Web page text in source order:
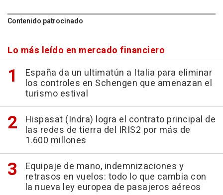
Contenido patrocinado
Lo más leído en mercado financiero
España da un ultimatún a Italia para eliminar
los controles en Schengen que amenazan el
turismo estival
Hispasat (Indra) logra el contrato principal de
las redes de tierra del IRIS2 por más de
1.600 millones
Equipaje de mano, indemnizaciones y
retrasos en vuelos: todo lo que cambia con
la nueva ley europea de pasajeros aéreos